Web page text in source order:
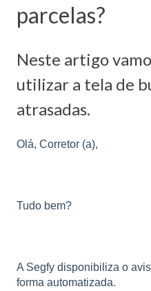
parcelas?
Neste artigo
utilizar a tela de
atrasadas.
Olá, Corretor (a),
Tudo bem?
A Segfy disponibiliza o
forma automatizada.